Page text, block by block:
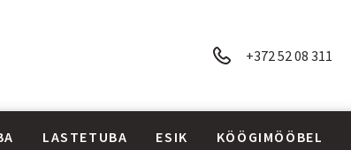
+372 52 08 311
LASTETUBA ESIK KÖÖGIMÖÖBEL